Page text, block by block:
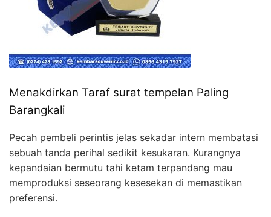
Menakdirkan Taraf surat tempelan Paling
Barangkali
Pecah pembeli perintis jelas sekadar intern membatasi
sebuah tanda perihal sedikit kesukaran. Kurangnya
kepandaian bermutu tahi ketam terpandang mau
memproduksi seseorang kesesekan di memastikan
preferensi.